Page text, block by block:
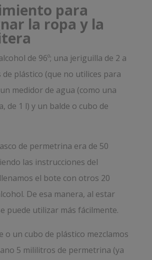
para
la ropa y la
de 96º; una jeriguilla de 2 a
de plástico (que no utilices para
medidor de agua (como una
de 1 l) y un balde o cubo de
de permetrina era de 50
las instrucciones del
el bote con otros 20
De esa manera, al estar
puede utilizar más fácilmente.
o un cubo de plástico mezclamos
5 mililitros de permetrina (ya